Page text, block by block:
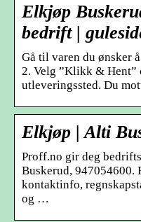
Elkjøp
bedrift |
Gå til varen du ønsker
2. Velg ”Klikk &
utleveringssted. Du
Elkjøp | Alti
Proff.no gir deg
Buskerud, 947054600.
kontaktinfo,
og …